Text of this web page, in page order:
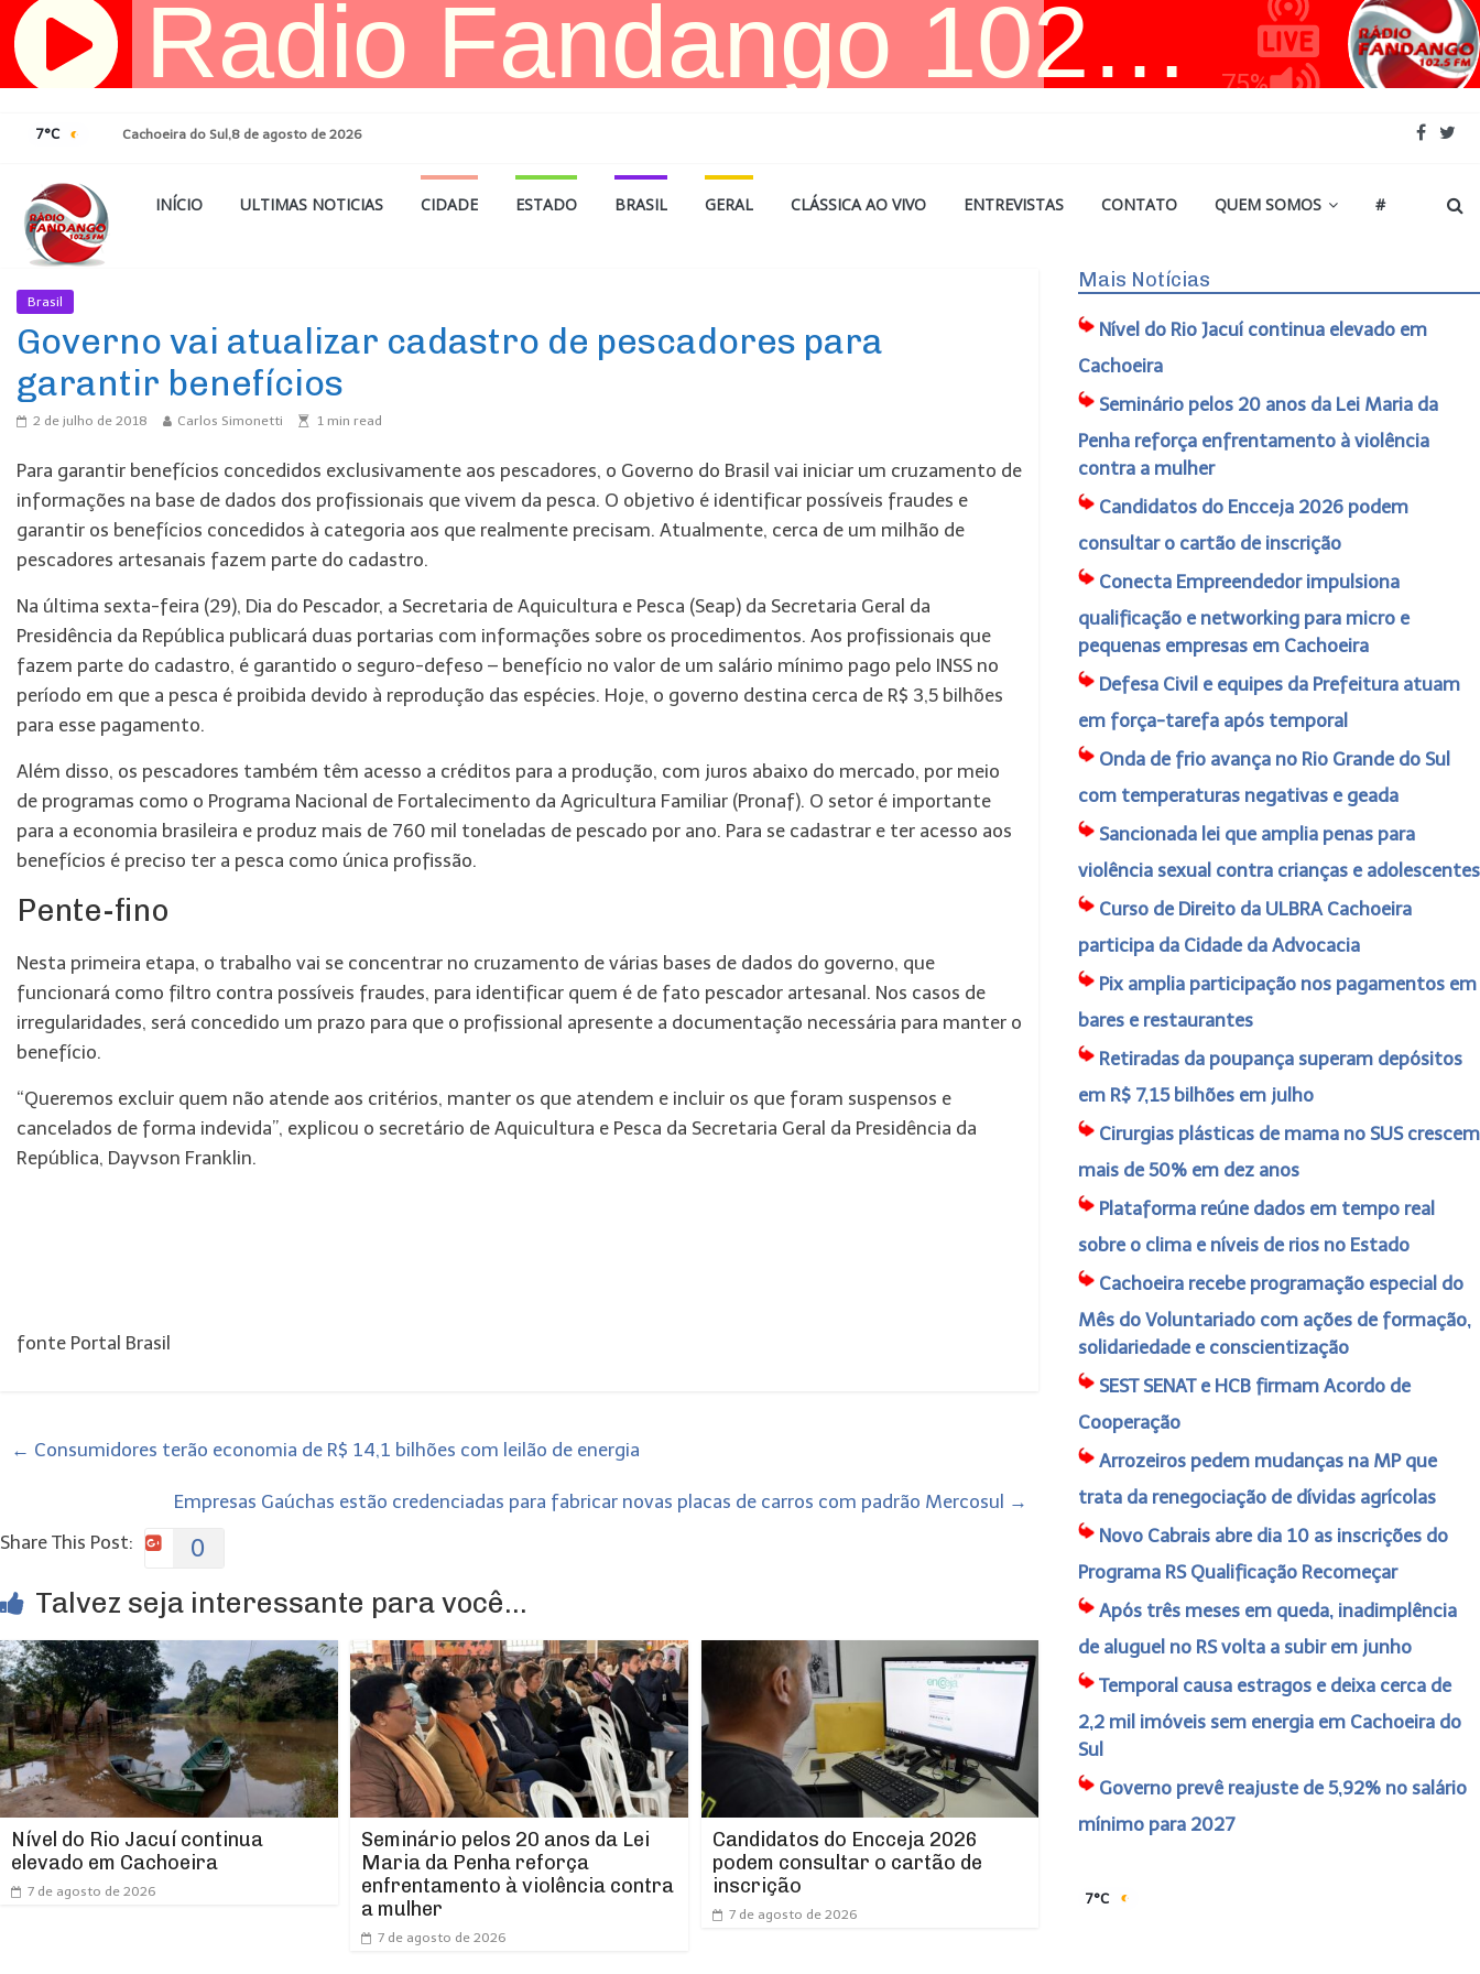
Pular
para
7°C Cachoeira do Sul,8 de agosto de 2026
INÍCIO ULTIMAS NOTICIAS CIDADE ESTADO BRASIL GERAL CLÁSSICA AO VIVO ENTREVISTAS CONTATO QUEM SOMOS #
Brasil
Governo vai atualizar cadastro de pescadores para
garantir benefícios
2 de julho de 2018 Carlos Simonetti 1 min read
Para garantir benefícios concedidos exclusivamente aos pescadores, o Governo do Brasil vai iniciar um cruzamento de
informações na base de dados dos profissionais que vivem da pesca. O objetivo é identificar possíveis fraudes e
garantir os benefícios concedidos à categoria aos que realmente precisam. Atualmente, cerca de um milhão de
pescadores artesanais fazem parte do cadastro.
Na última sexta-feira (29), Dia do Pescador, a Secretaria de Aquicultura e Pesca (Seap) da Secretaria Geral da
Presidência da República publicará duas portarias com informações sobre os procedimentos. Aos profissionais que
fazem parte do cadastro, é garantido o seguro-defeso – benefício no valor de um salário mínimo pago pelo INSS no
período em que a pesca é proibida devido à reprodução das espécies. Hoje, o governo destina cerca de R$ 3,5 bilhões
para esse pagamento.
Além disso, os pescadores também têm acesso a créditos para a produção, com juros abaixo do mercado, por meio
de programas como o Programa Nacional de Fortalecimento da Agricultura Familiar (Pronaf). O setor é importante
para a economia brasileira e produz mais de 760 mil toneladas de pescado por ano. Para se cadastrar e ter acesso aos
benefícios é preciso ter a pesca como única profissão.
Pente-fino
Nesta primeira etapa, o trabalho vai se concentrar no cruzamento de várias bases de dados do governo, que
funcionará como filtro contra possíveis fraudes, para identificar quem é de fato pescador artesanal. Nos casos de
irregularidades, será concedido um prazo para que o profissional apresente a documentação necessária para manter o
benefício.
“Queremos excluir quem não atende aos critérios, manter os que atendem e incluir os que foram suspensos e
cancelados de forma indevida”, explicou o secretário de Aquicultura e Pesca da Secretaria Geral da Presidência da
República, Dayvson Franklin.
fonte Portal Brasil
← Consumidores terão economia de R$ 14,1 bilhões com leilão de energia
Empresas Gaúchas estão credenciadas para fabricar novas placas de carros com padrão Mercosul →
Share This Post:
0
Talvez seja interessante para você...
Nível do Rio Jacuí continua
elevado em Cachoeira
7 de agosto de 2026
Seminário pelos 20 anos da Lei
Maria da Penha reforça
enfrentamento à violência contra
a mulher
7 de agosto de 2026
Candidatos do Encceja 2026
podem consultar o cartão de
inscrição
7 de agosto de 2026
Mais Notícias
Nível do Rio Jacuí continua elevado em
Cachoeira
Seminário pelos 20 anos da Lei Maria da
Penha reforça enfrentamento à violência
contra a mulher
Candidatos do Encceja 2026 podem
consultar o cartão de inscrição
Conecta Empreendedor impulsiona
qualificação e networking para micro e
pequenas empresas em Cachoeira
Defesa Civil e equipes da Prefeitura atuam
em força-tarefa após temporal
Onda de frio avança no Rio Grande do Sul
com temperaturas negativas e geada
Sancionada lei que amplia penas para
violência sexual contra crianças e adolescentes
Curso de Direito da ULBRA Cachoeira
participa da Cidade da Advocacia
Pix amplia participação nos pagamentos em
bares e restaurantes
Retiradas da poupança superam depósitos
em R$ 7,15 bilhões em julho
Cirurgias plásticas de mama no SUS crescem
mais de 50% em dez anos
Plataforma reúne dados em tempo real
sobre o clima e níveis de rios no Estado
Cachoeira recebe programação especial do
Mês do Voluntariado com ações de formação,
solidariedade e conscientização
SEST SENAT e HCB firmam Acordo de
Cooperação
Arrozeiros pedem mudanças na MP que
trata da renegociação de dívidas agrícolas
Novo Cabrais abre dia 10 as inscrições do
Programa RS Qualificação Recomeçar
Após três meses em queda, inadimplência
de aluguel no RS volta a subir em junho
Temporal causa estragos e deixa cerca de
2,2 mil imóveis sem energia em Cachoeira do
Sul
Governo prevê reajuste de 5,92% no salário
mínimo para 2027
7°C